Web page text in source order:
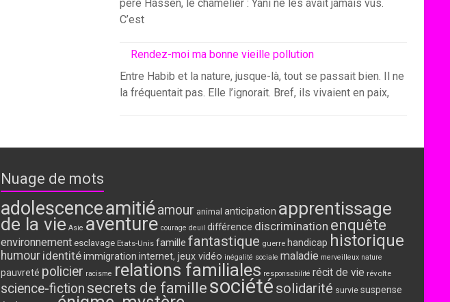
père Hassen, le chamelier : Yani ne les avait jamais vus.
C’est
Rendez-moi ma bonne vieille pollution
Entre Habib et la nature, jusque-là, tout se passait bien. Il ne
la fréquentait pas. Elle l’ignorait. Bref, ils vivaient en paix,
Nuage de mots
adolescenceamitiéamour animal anticipation apprentissage
de la vie Asie aventure courage deuil différence discrimination enquête
environnementesclavage Etats-Unis famille fantastique guerre handicap historique
humour identitéimmigration internet, jeux vidéo inégalité sociale maladie merveilleux nature
pauvreté policier racisme relations familiales responsabilité récit de vie révolte
science-fiction secrets de famille société solidarité survie suspense